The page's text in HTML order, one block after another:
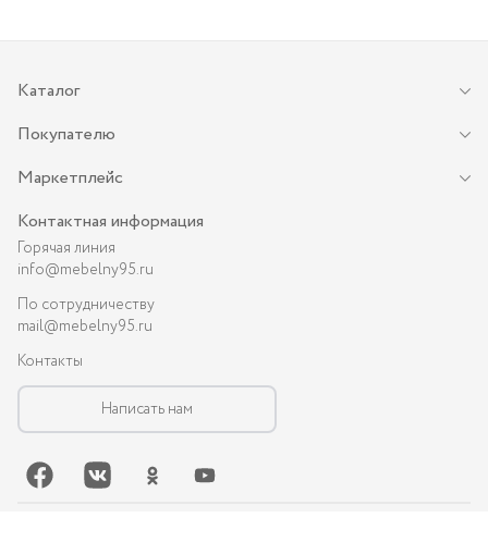
Каталог
Покупателю
Маркетплейс
Контактная информация
Горячая линия
info@mebelny95.ru
По сотрудничеству
mail@mebelny95.ru
Контакты
Написать нам